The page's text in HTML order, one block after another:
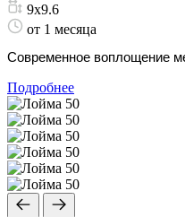
9х9.6
от 1 месяца
Современное воплощение
Подробнее